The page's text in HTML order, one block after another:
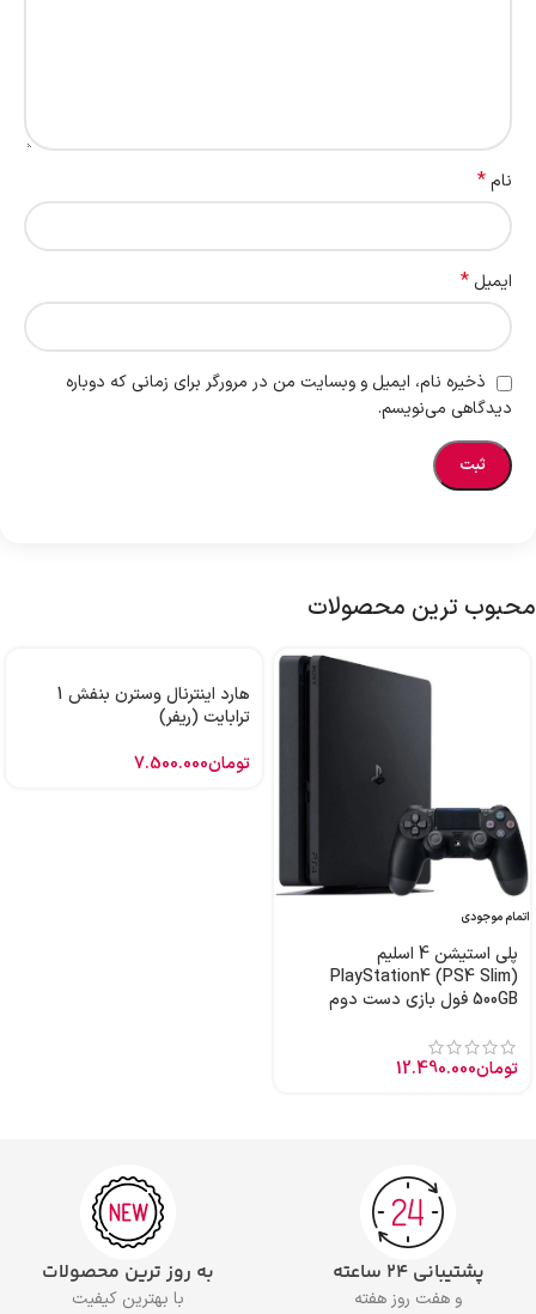
نام*
ایمیل *
ذخیره نام، ایمیل و وبسایت من در مرورگر برای زمانی که دوباره
دیدگاهی می‌نویسم.
محبوب ترین محصولات
اتمام موجودی
پلی استیشن 4 اسلیم
PlayStation4 (PS4 Slim)
500GB فول بازی دست دوم
تومان12.490.000
هارد اینترنال وسترن بنفش 1
ترابایت (ریفر)
تومان7.500.000
پشتیبانی ۲۴ ساعته
و هفت روز هفته
به روز ترین محصولات
با بهترین کیفیت